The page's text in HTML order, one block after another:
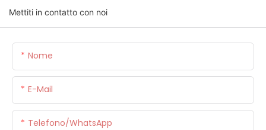
Mettiti in contatto con noi
Nome
E-Mail
Telefono/WhatsApp